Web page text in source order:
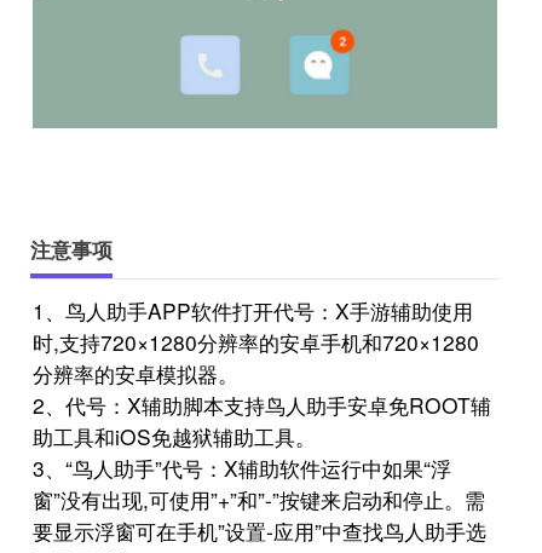
注意事项
1、鸟人助手APP软件打开代号：X手游辅助使用
时,支持720×1280分辨率的安卓手机和720×1280
分辨率的安卓模拟器。
2、代号：X辅助脚本支持鸟人助手安卓免ROOT辅
助工具和iOS免越狱辅助工具。
3、“鸟人助手”代号：X辅助软件运行中如果“浮
窗”没有出现,可使用”+”和”-”按键来启动和停止。需
要显示浮窗可在手机”设置-应用”中查找鸟人助手选